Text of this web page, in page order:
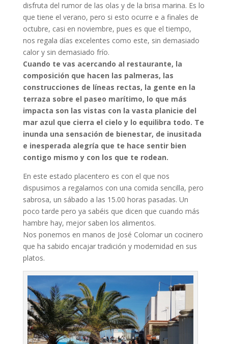
disfruta del rumor de las olas y de la brisa marina. Es lo
que tiene el verano, pero si esto ocurre e a finales de
octubre, casi en noviembre, pues es que el tiempo,
nos regala días excelentes como este, sin demasiado
calor y sin demasiado frío.
Cuando te vas acercando al restaurante, la
composición que hacen las palmeras, las
construcciones de líneas rectas, la gente en la
terraza sobre el paseo marítimo, lo que más
impacta son las vistas con la vasta planicie del
mar azul que cierra el cielo y lo equilibra todo. Te
inunda una sensación de bienestar, de inusitada
e inesperada alegría que te hace sentir bien
contigo mismo y con los que te rodean.
En este estado placentero es con el que nos
dispusimos a regalarnos con una comida sencilla, pero
sabrosa, un sábado a las 15.00 horas pasadas. Un
poco tarde pero ya sabéis que dicen que cuando más
hambre hay, mejor saben los alimentos.
Nos ponemos en manos de José Colomar un cocinero
que ha sabido encajar tradición y modernidad en sus
platos.